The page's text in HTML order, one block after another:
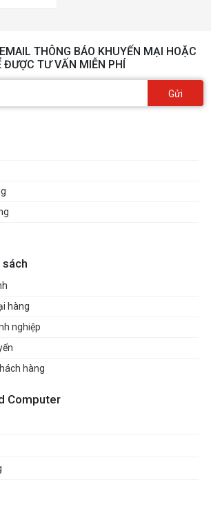
THÔNG BÁO KHUYẾN MẠI HOẶC
ĐƯỢC TƯ VẤN MIỄN PHÍ
Gửi
sách
hàng
nghiệp
hàng
Computer